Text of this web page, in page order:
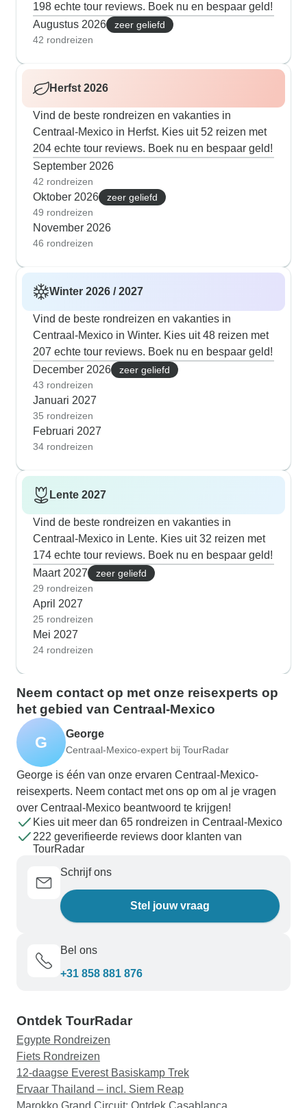
198 echte tour reviews. Boek nu en bespaar geld!
Augustus 2026
zeer geliefd
42 rondreizen
Herfst 2026
Vind de beste rondreizen en vakanties in
Centraal-Mexico in Herfst. Kies uit 52 reizen met
204 echte tour reviews. Boek nu en bespaar geld!
September 2026
42 rondreizen
Oktober 2026
zeer geliefd
49 rondreizen
November 2026
46 rondreizen
Winter 2026 / 2027
Vind de beste rondreizen en vakanties in
Centraal-Mexico in Winter. Kies uit 48 reizen met
207 echte tour reviews. Boek nu en bespaar geld!
December 2026
zeer geliefd
43 rondreizen
Januari 2027
35 rondreizen
Februari 2027
34 rondreizen
Lente 2027
Vind de beste rondreizen en vakanties in
Centraal-Mexico in Lente. Kies uit 32 reizen met
174 echte tour reviews. Boek nu en bespaar geld!
Maart 2027
zeer geliefd
29 rondreizen
April 2027
25 rondreizen
Mei 2027
24 rondreizen
Neem contact op met onze reisexperts op
het gebied van Centraal-Mexico
G George
Centraal-Mexico-expert bij TourRadar
George is één van onze ervaren Centraal-Mexico-
reisexperts. Neem contact met ons op om al je vragen
over Centraal-Mexico beantwoord te krijgen!
Kies uit meer dan 65 rondreizen in Centraal-Mexico
222 geverifieerde reviews door klanten van
TourRadar
Schrijf ons
Stel jouw vraag
Bel ons
+31 858 881 876
Ontdek TourRadar
Egypte Rondreizen
Fiets Rondreizen
12-daagse Everest Basiskamp Trek
Ervaar Thailand – incl. Siem Reap